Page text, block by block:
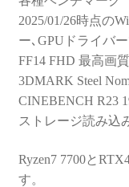
2025/01/26時点の
ー､GPUドライバ
FF14 FHD 最高画
3DMARK Steel
CINEBENCH R23
ストレージ読み込
Ryzen7 7700と
す。